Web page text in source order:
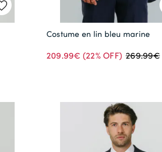
Costume en lin bleu marine
209.99€ (22% OFF) 269.99€